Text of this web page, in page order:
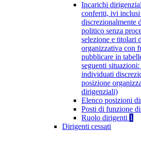
Incarichi
conferiti, ivi
discrezionalmente
politico senza
selezione e titolari
organizzativa con
pubblicare in
seguenti
individuati
posizione
dirigenziali)
Elenco posizioni
Posti di funzione
Ruolo dirigenti 1
Dirigenti cessati